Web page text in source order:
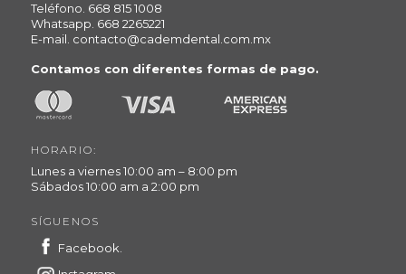
Teléfono. 668 815 1008
Whatsapp. 668 2265221
E-mail. contacto@cademdental.com.mx
Contamos con diferentes formas de pago.
HORARIO:
Lunes a viernes 10:00 am – 8:00 pm
Sábados 10:00 am a 2:00 pm
SÍGUENOS
Facebook.